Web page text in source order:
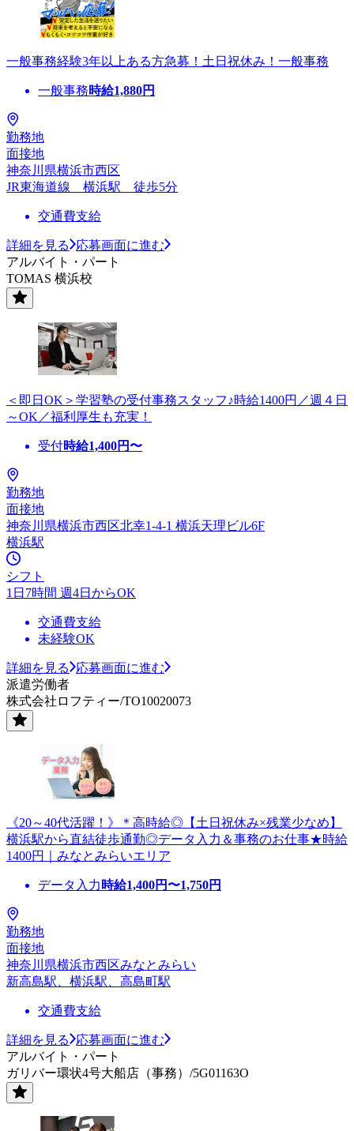
一般事務経験3年以上ある方急募！土日祝休み！一般事務
一般事務時給1,880円
勤務地
面接地
神奈川県横浜市西区
JR東海道線 横浜駅 徒歩5分
交通費支給
詳細を見る
応募画面に進む
アルバイト・パート
TOMAS 横浜校
＜即日OK＞学習塾の受付事務スタッフ♪時給1400円／週４日
～OK／福利厚生も充実！
受付時給1,400円〜
勤務地
面接地
神奈川県横浜市西区北幸1-4-1 横浜天理ビル6F
横浜駅
シフト
1日7時間 週4日からOK
交通費支給
未経験OK
詳細を見る
応募画面に進む
派遣労働者
株式会社ロフティー/TO10020073
《20～40代活躍！》＊高時給◎【土日祝休み×残業少なめ】
横浜駅から直結徒歩通勤◎データ入力＆事務のお仕事★時給
1400円｜みなとみらいエリア
データ入力 時給1,400円〜1,750円
勤務地
面接地
神奈川県横浜市西区みなとみらい
新高島駅、横浜駅、高島町駅
交通費支給
詳細を見る
応募画面に進む
アルバイト・パート
ガリバー環状4号大船店（事務）/5G01163O